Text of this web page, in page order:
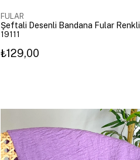
FULAR
Şeftali Desenli Bandana Fular Renkli
19111
₺129,00